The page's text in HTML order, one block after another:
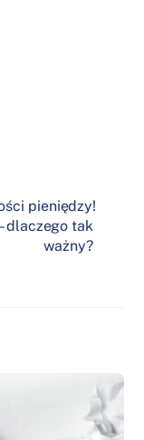
pieniędzy!
dlaczego tak
ważny?